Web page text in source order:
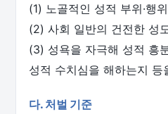
(1) 노골적인 성적 부위·행
(2) 사회 일반의 건전한 성
(3) 성욕을 자극해 성적 흥
성적 수치심을 해하는지 등
다. 처벌 기준